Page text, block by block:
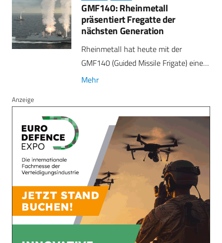
GMF140: Rheinmetall
präsentiert Fregatte der
nächsten Generation
Rheinmetall hat heute mit der
GMF140 (Guided Missile Frigate) eine…
Mehr
Anzeige